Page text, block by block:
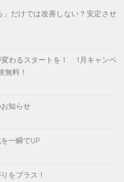
」だけでは改善しない？安定させ
変わるスタートを！ 1月キャンペ
無料！
知らせ
一瞬でUP
をプラス！